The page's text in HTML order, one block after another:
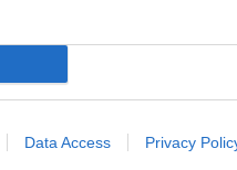
Data Access Privacy